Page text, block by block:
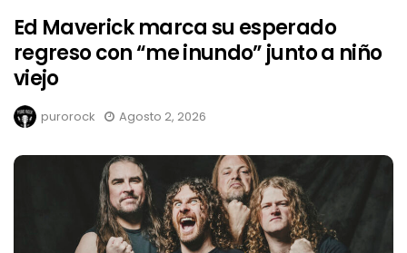
Ed Maverick marca su esperado
regreso con “me inundo” junto a niño
viejo
purorock Agosto 2, 2026